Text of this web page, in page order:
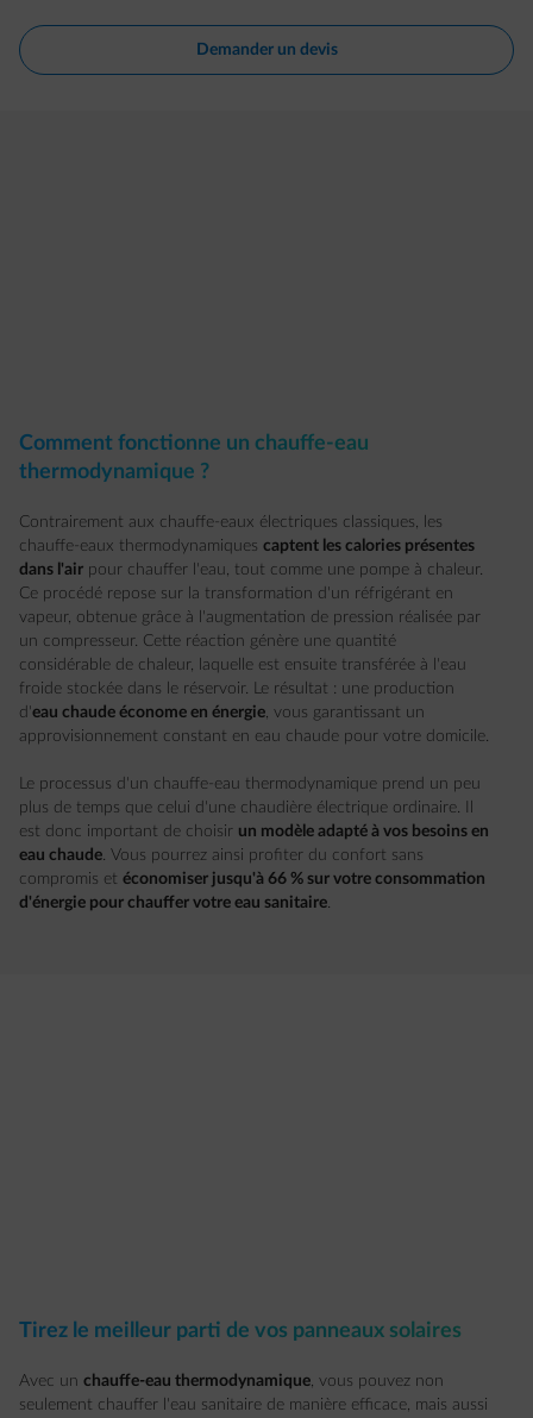
Demander un devis
Comment fonctionne un chauffe-eau
thermodynamique ?
Contrairement aux chauffe-eaux électriques classiques, les
chauffe-eaux thermodynamiques captent les calories présentes
dans l'air pour chauffer l'eau, tout comme une pompe à chaleur.
Ce procédé repose sur la transformation d'un réfrigérant en
vapeur, obtenue grâce à l'augmentation de pression réalisée par
un compresseur. Cette réaction génère une quantité
considérable de chaleur, laquelle est ensuite transférée à l'eau
froide stockée dans le réservoir. Le résultat : une production
d'eau chaude économe en énergie, vous garantissant un
approvisionnement constant en eau chaude pour votre domicile.
Le processus d'un chauffe-eau thermodynamique prend un peu
plus de temps que celui d'une chaudière électrique ordinaire. Il
est donc important de choisir un modèle adapté à vos besoins en
eau chaude. Vous pourrez ainsi profiter du confort sans
compromis et économiser jusqu'à 66 % sur votre consommation
d'énergie pour chauffer votre eau sanitaire.
Tirez le meilleur parti de vos panneaux solaires
Avec un chauffe-eau thermodynamique, vous pouvez non
seulement chauffer l'eau sanitaire de manière efficace, mais aussi